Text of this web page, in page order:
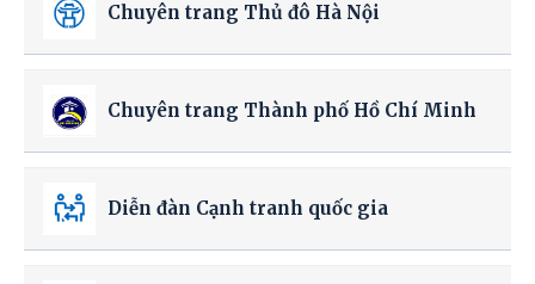
Chuyên trang Thủ đô Hà Nội
Chuyên trang Thành phố Hồ Chí Minh
Diễn đàn Cạnh tranh quốc gia